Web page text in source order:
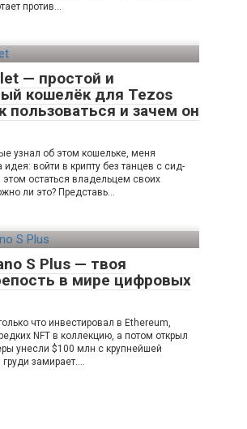
против…
— простой и
кошелёк для Tezos
пользоваться и зачем он
узнал об этом кошельке, меня
войти в крипту без танцев с сид-
этом остаться владельцем своих
ли это? Представь…
S Plus — твоя
в мире цифровых
что инвестировал в Ethereum,
NFT в коллекцию, а потом открыл
унесли $100 млн с крупнейшей
груди замирает….